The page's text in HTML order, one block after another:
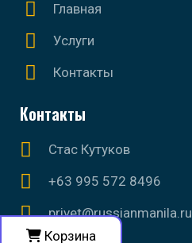
Корзина
Главная
Услуги
Контакты
Контакты
Стас Кутуков
+63 995 572 8496
privet@russianmanila.ru